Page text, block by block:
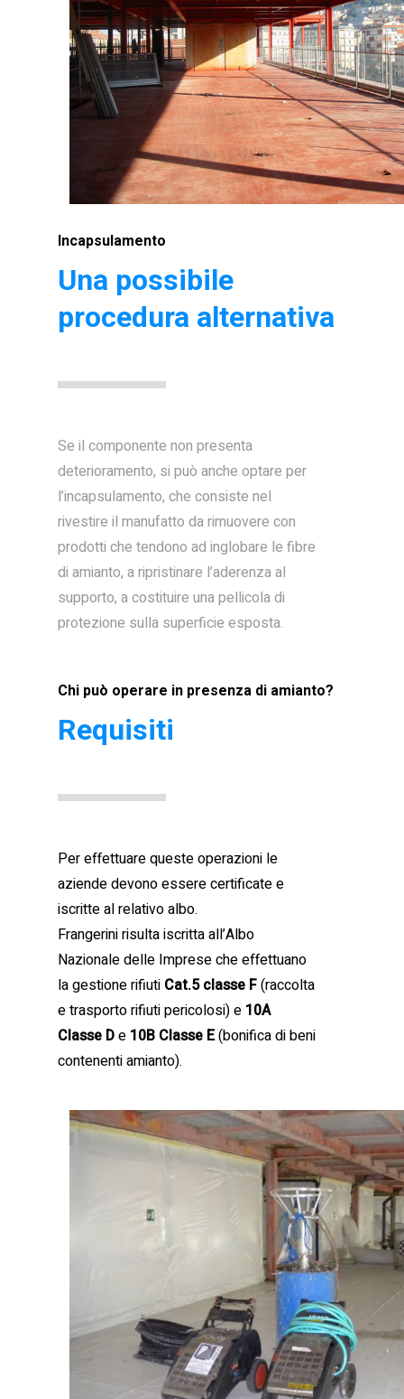
Incapsulamento
Una possibile
procedura alternativa
Se il componente non presenta
deterioramento, si può anche optare per
l’incapsulamento, che consiste nel
rivestire il manufatto da rimuovere con
prodotti che tendono ad inglobare le fibre
di amianto, a ripristinare l’aderenza al
supporto, a costituire una pellicola di
protezione sulla superficie esposta.
Chi può operare in presenza di amianto?
Requisiti
Per effettuare queste operazioni le
aziende devono essere certificate e
iscritte al relativo albo.
Frangerini risulta iscritta all’Albo
Nazionale delle Imprese che effettuano
la gestione rifiuti Cat.5 classe F(raccolta
e trasporto rifiuti pericolosi) e 10A
Classe De 10B Classe E(bonifica di beni
contenenti amianto).